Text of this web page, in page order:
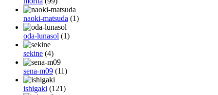
naoki-matsuda (1)
oda-lunasol (1)
sekine (4)
sena-m09 (11)
ishigaki (121)